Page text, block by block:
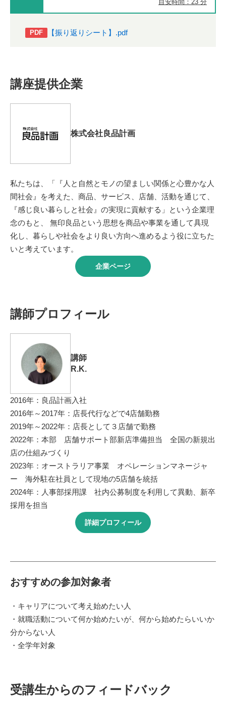
目安時間：23 分
PDF 【振り返りシート】.pdf
講座提供企業
株式会社良品計画
私たちは、「『人と自然とモノの望ましい関係と心豊かな人
間社会』を考えた、商品、サービス、店舗、活動を通じて、
『感じ良い暮らしと社会』の実現に貢献する」という企業理
念のもと、 無印良品という思想を商品や事業を通して具現
化し、暮らしや社会をより良い方向へ進めるよう役に立ちた
いと考えています。
企業ページ
講師プロフィール
講師
R.K.
2016年：良品計画入社
2016年～2017年：店長代行などで4店舗勤務
2019年～2022年：店長として３店舗で勤務
2022年：本部 店舗サポート部新店準備担当 全国の新規出
店の仕組みづくり
2023年：オーストラリア事業 オペレーションマネージャ
ー 海外駐在社員として現地の5店舗を統括
2024年：人事部採用課 社内公募制度を利用して異動、新卒
採用を担当
詳細プロフィール
おすすめの参加対象者
・キャリアについて考え始めたい人
・就職活動について何か始めたいが、何から始めたらいいか
分からない人
・全学年対象
受講生からのフィードバック